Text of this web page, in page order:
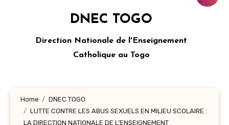
DNEC TOGO
Direction Nationale de l'Enseignement
Catholique au Togo
Home
DNEC TOGO
LUTTE CONTRE LES ABUS SEXUELS EN MILIEU SCOLAIRE :
LA DIRECTION NATIONALE DE L’ENSEIGNEMENT